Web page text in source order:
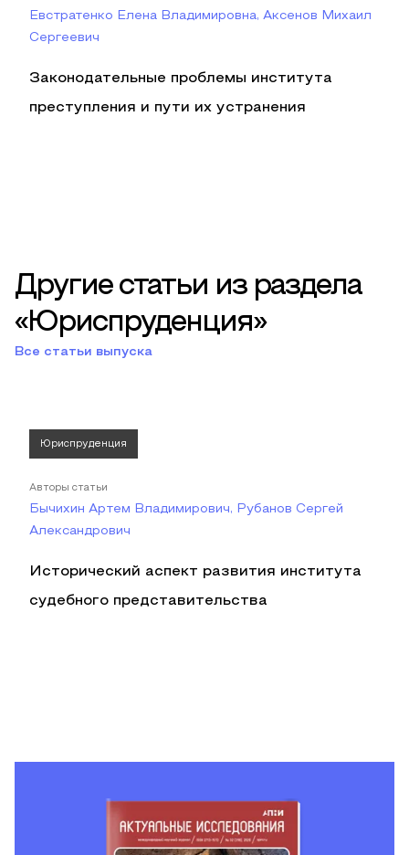
Евстратенко Елена Владимировна, Аксенов Михаил
Сергеевич
Законодательные проблемы института
преступления и пути их устранения
Другие статьи из раздела
«Юриспруденция»
Все статьи выпуска
Юриспруденция
Авторы статьи
Бычихин Артем Владимирович, Рубанов Сергей
Александрович
Исторический аспект развития института
судебного представительства